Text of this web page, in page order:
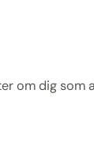
om dig som